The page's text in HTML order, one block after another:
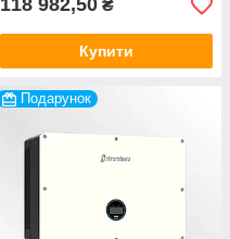
118 982,50 ₴
Купити
Подарунок